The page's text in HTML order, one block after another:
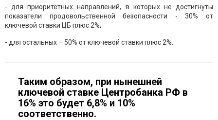
- для приоритетных направлений, в которых не достигнуты
показатели продовольственной безопасности - 30% от
ключевой ставки ЦБ плюс 2%;
- для остальных – 50% от ключевой ставки плюс 2%.
Таким образом, при нынешней
ключевой ставке Центробанка РФ в
16% это будет 6,8% и 10%
соответственно.